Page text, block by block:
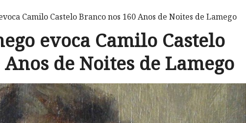
Camilo Castelo Branco nos 160 Anos de Noites de Lamego
evoca Camilo Castelo
de Noites de Lamego